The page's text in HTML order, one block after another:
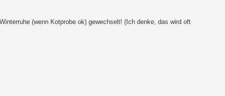
(wenn Kotprobe ok) gewechselt! (Ich denke, das wird oft